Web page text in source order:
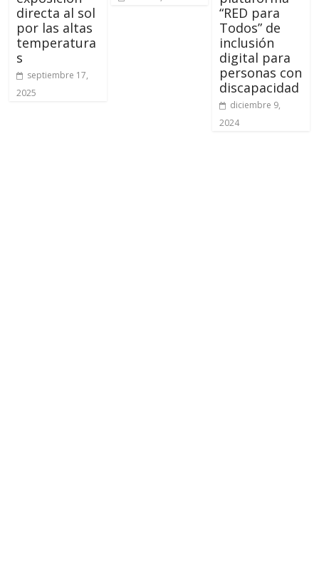
directa al sol
por las altas
temperatura
s
septiembre 17,
2025
“RED para
Todos” de
inclusión
digital para
personas con
discapacidad
diciembre 9,
2024